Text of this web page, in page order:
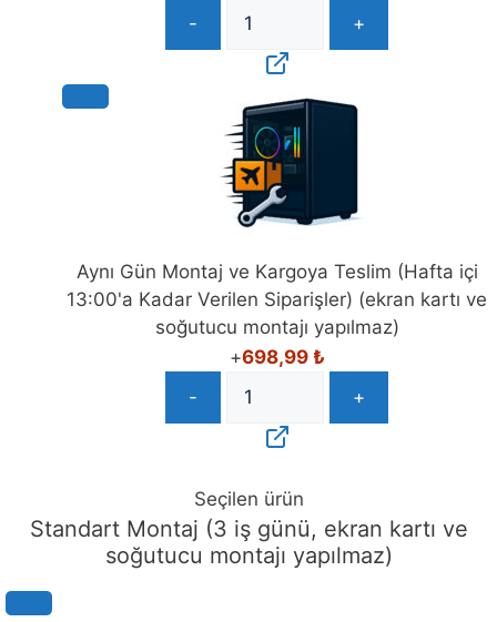
-
+
Aynı Gün Montaj ve Kargoya Teslim (Hafta içi
13:00'a Kadar Verilen Siparişler) (ekran kartı ve
soğutucu montajı yapılmaz)
+698,99 ₺
-
+
Seçilen ürün
Standart Montaj (3 iş günü, ekran kartı ve
soğutucu montajı yapılmaz)